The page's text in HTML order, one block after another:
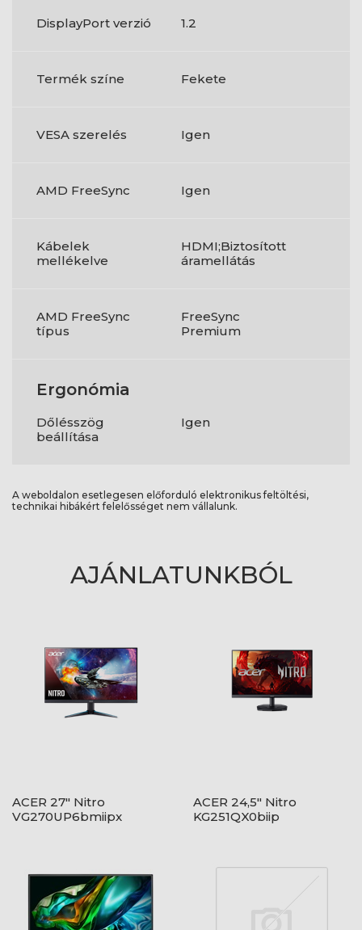
DisplayPort verzió 1.2
Termék színe Fekete
VESA szerelés Igen
AMD FreeSync Igen
Kábelek
mellékelve
HDMI;Biztosított
áramellátás
AMD FreeSync
típus
FreeSync
Premium
Ergonómia
Dőlésszög
beállítása
Igen
A weboldalon esetlegesen előforduló elektronikus feltöltési,
technikai hibákért felelősséget nem vállalunk.
AJÁNLATUNKBÓL
ACER 27" Nitro
VG270UP6bmiipx
ACER 24,5" Nitro
KG251QX0biip